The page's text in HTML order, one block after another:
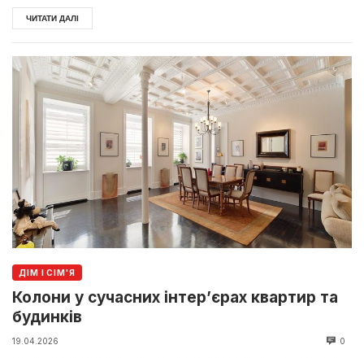
ЧИТАТИ ДАЛІ
ДІМ І СІМ'Я
Колони у сучасних інтер’єрах квартир та
будинків
19.04.2026 0